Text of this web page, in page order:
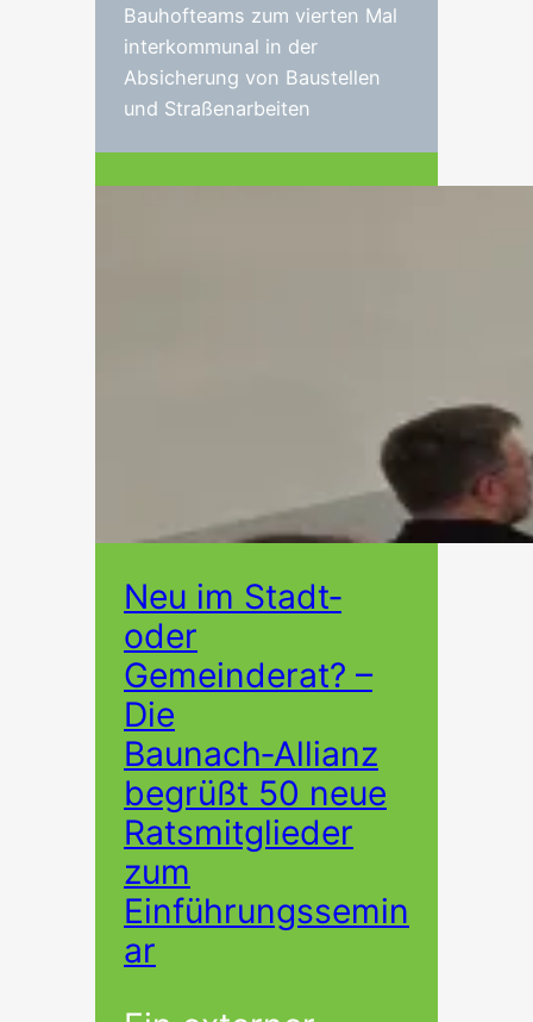
Bauhofteams zum vierten Mal
interkommunal in der
Absicherung von Baustellen
und Straßenarbeiten
Neu im Stadt‑
oder
Gemeinderat? –
Die
Baunach‑Allianz
begrüßt 50 neue
Ratsmitglieder
zum
Einführungssemin
ar